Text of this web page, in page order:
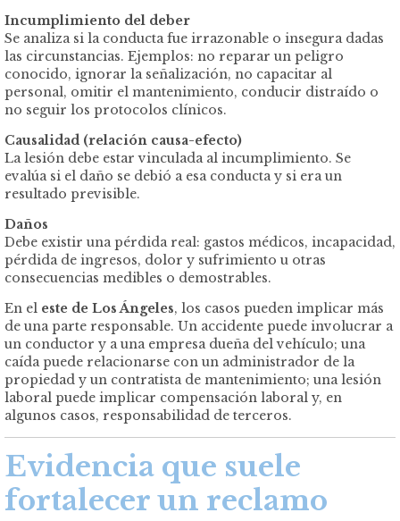
Incumplimiento del deber
Se analiza si la conducta fue irrazonable o insegura dadas
las circunstancias. Ejemplos: no reparar un peligro
conocido, ignorar la señalización, no capacitar al
personal, omitir el mantenimiento, conducir distraído o
no seguir los protocolos clínicos.
Causalidad (relación causa-efecto)
La lesión debe estar vinculada al incumplimiento. Se
evalúa si el daño se debió a esa conducta y si era un
resultado previsible.
Daños
Debe existir una pérdida real: gastos médicos, incapacidad,
pérdida de ingresos, dolor y sufrimiento u otras
consecuencias medibles o demostrables.
En el este de Los Ángeles, los casos pueden implicar más
de una parte responsable. Un accidente puede involucrar a
un conductor y a una empresa dueña del vehículo; una
caída puede relacionarse con un administrador de la
propiedad y un contratista de mantenimiento; una lesión
laboral puede implicar compensación laboral y, en
algunos casos, responsabilidad de terceros.
Evidencia que suele
fortalecer un reclamo